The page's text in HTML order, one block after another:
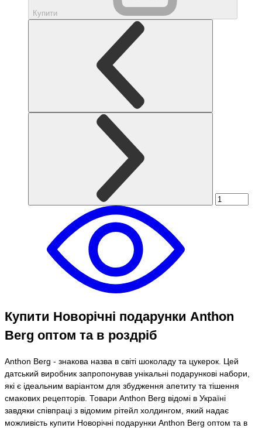
Купити
Купити Новорічні подарунки Anthon
Berg оптом та в роздріб
Anthon Berg - знакова назва в світі шоколаду та цукерок. Цей
датський виробник запропонував унікальні подарункові набори,
які є ідеальним варіантом для збудження апетиту та тішення
смакових рецепторів. Товари Anthon Berg відомі в Україні
завдяки співпраці з відомим рітейл холдингом, який надає
можливість купити Новорічні подарунки Anthon Berg оптом та в